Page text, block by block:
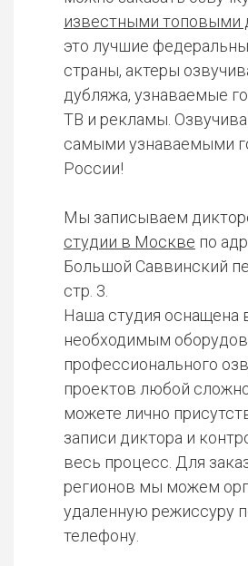
известными топовыми
это лучшие
страны, актеры
дубляжа, узнаваемые
ТВ и рекламы.
самыми узнаваемыми
России!
Мы записываем
студии в Москве по
Большой Саввинский
стр. 3.
Наша студия оснащена
необходимым
профессионального
проектов любой
можете лично
записи диктора и
весь процесс. Для
регионов мы можем
удаленную режиссуру
телефону.